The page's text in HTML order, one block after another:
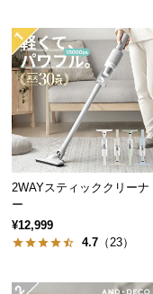
ッ
ク
し
た
ア
イ
テ
ム
2WAYスティッククリーナ
ー
¥12,999
4.7 （23）